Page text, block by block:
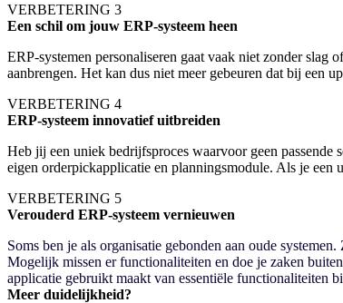
VERBETERING 3
Een schil om jouw ERP-systeem heen
ERP-systemen personaliseren gaat vaak niet zonder
aanbrengen. Het kan dus niet meer gebeuren dat bij een
VERBETERING 4
ERP-systeem innovatief uitbreiden
Heb jij een uniek bedrijfsproces waarvoor geen
eigen orderpickapplicatie en planningsmodule. Als je
VERBETERING 5
Verouderd ERP-systeem vernieuwen
Soms ben je als organisatie gebonden aan oude
Mogelijk missen er functionaliteiten en doe je zaken
applicatie gebruikt maakt van essentiële functionaliteiten
Meer duidelijkheid?